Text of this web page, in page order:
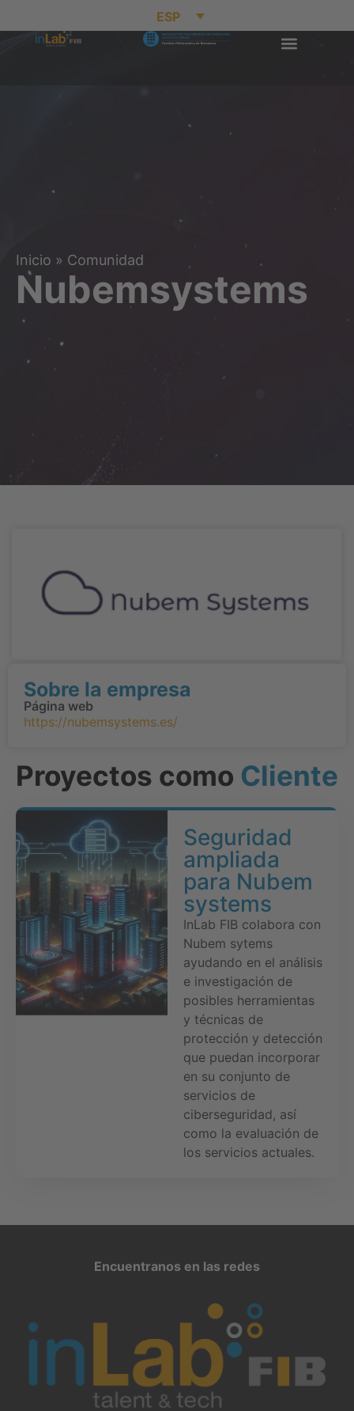
ESP
Inicio » Comunidad
Nubemsystems
Proyectos como Cliente
Seguridad
ampliada
para Nubem
systems
InLab FIB colabora con
Nubem sytems
ayudando en el análisis
e investigación de
posibles herramientas
y técnicas de
protección y detección
que puedan incorporar
en su conjunto de
servicios de
ciberseguridad, así
como la evaluación de
los servicios actuales.
Sobre la empresa
Página web
https://nubemsystems.es/
Encuentranos en las redes